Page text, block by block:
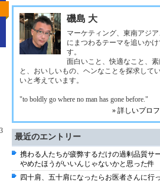
磯島 大
マーケティング、東南アジ
にまつわるテーマを追いかけ
す。
面白いこと、快適なこと、素
と、おいしいもの、ヘンなことを探求して
いと考えています。
"to boldly go where no man has gone before."
» 詳しいプロ
最近のエントリー
携わる人たちが疲弊するだけの過剰品質サ
やめたほうがいいんじゃないかと思った件
四十肩、五十肩になったらお医者さんに行